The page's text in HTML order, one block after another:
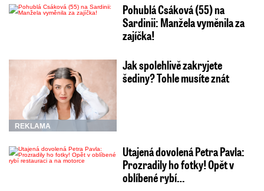
Pohublá Csáková (55) na
Sardinii: Manžela vyměnila za
zajíčka!
REKLAMA
Jak spolehlivě zakryjete
šediny? Tohle musíte znát
Utajená dovolená Petra Pavla:
Prozradily ho fotky! Opět v
oblíbené rybí…